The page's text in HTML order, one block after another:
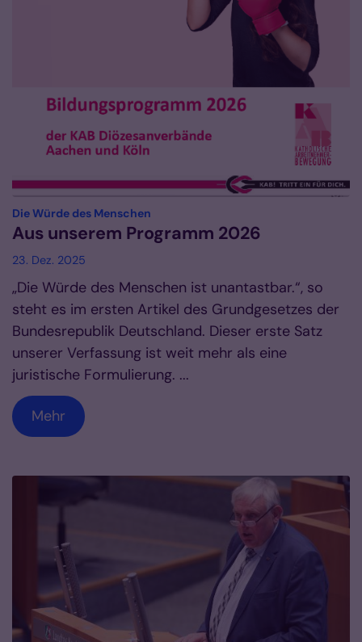
Die Würde des Menschen
Aus unserem Programm 2026
23. Dez. 2025
„Die Würde des Menschen ist unantastbar.“, so
steht es im ersten Artikel des Grundgesetzes der
Bundesrepublik Deutschland. Dieser erste Satz
unserer Verfassung ist weit mehr als eine
juristische Formulierung. ...
Mehr